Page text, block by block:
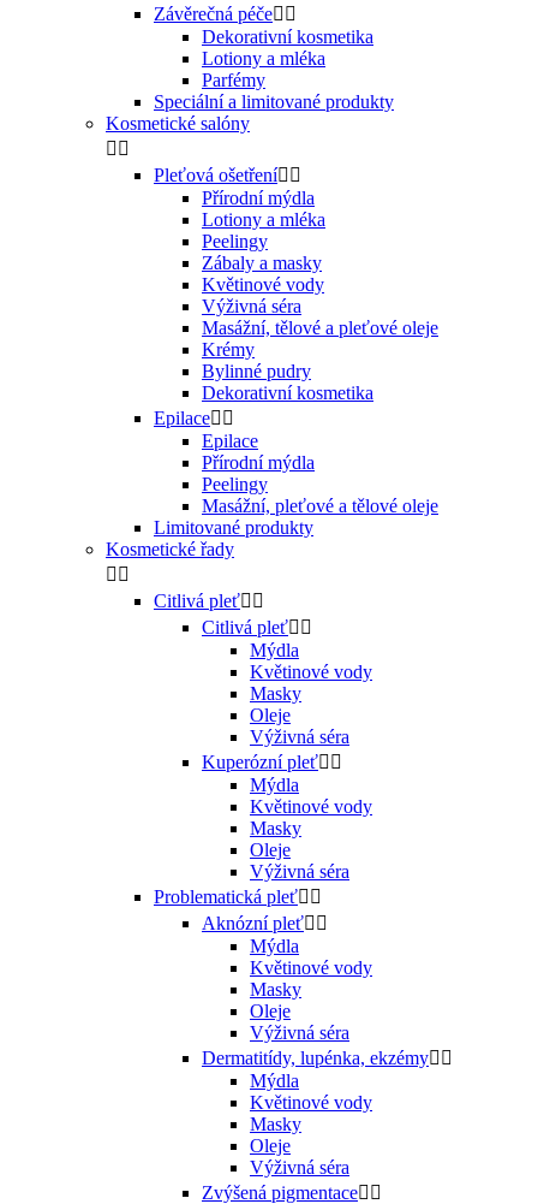
Závěrečná péče 
Dekorativní kosmetika
Lotiony a mléka
Parfémy
Speciální a limitované produkty
Kosmetické salóny
 
Pleťová ošetření 
Přírodní mýdla
Lotiony a mléka
Peelingy
Zábaly a masky
Květinové vody
Výživná séra
Masážní, tělové a pleťové oleje
Krémy
Bylinné pudry
Dekorativní kosmetika
Epilace 
Epilace
Přírodní mýdla
Peelingy
Masážní, pleťové a tělové oleje
Limitované produkty
Kosmetické řady
 
Citlivá pleť 
Citlivá pleť 
Mýdla
Květinové vody
Masky
Oleje
Výživná séra
Kuperózní pleť 
Mýdla
Květinové vody
Masky
Oleje
Výživná séra
Problematická pleť 
Aknózní pleť 
Mýdla
Květinové vody
Masky
Oleje
Výživná séra
Dermatitídy, lupénka, ekzémy 
Mýdla
Květinové vody
Masky
Oleje
Výživná séra
Zvýšená pigmentace 